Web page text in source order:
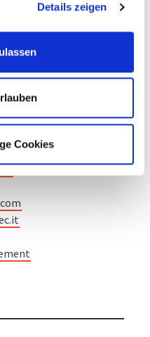
Details zeigen
Cookies
AG